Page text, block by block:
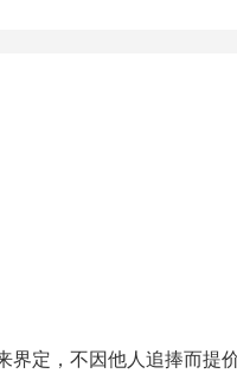
界定，不因他人追捧而提